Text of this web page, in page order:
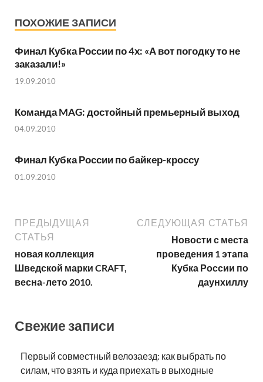
ПОХОЖИЕ ЗАПИСИ
Финал Кубка России по 4х: «А вот погодку то не
заказали!»
19.09.2010
Команда MAG: достойный премьерный выход
04.09.2010
Финал Кубка России по байкер-кроссу
01.09.2010
ПРЕДЫДУЩАЯ
СТАТЬЯ
новая коллекция
Шведской марки CRAFT,
весна-лето 2010.
СЛЕДУЮЩАЯ СТАТЬЯ
Новости с места
проведения 1 этапа
Кубка России по
даунхиллу
Свежие записи
Первый совместный велозаезд: как выбрать по
силам, что взять и куда приехать в выходные